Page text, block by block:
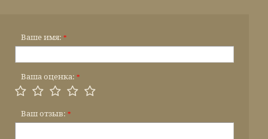
Ваше имя: *
Ваша оценка: *
Ваш отзыв: *